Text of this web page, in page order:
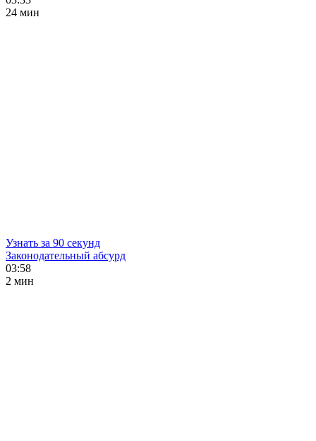
24 мин
Узнать за 90 секунд
Законодательный абсурд
03:58
2 мин